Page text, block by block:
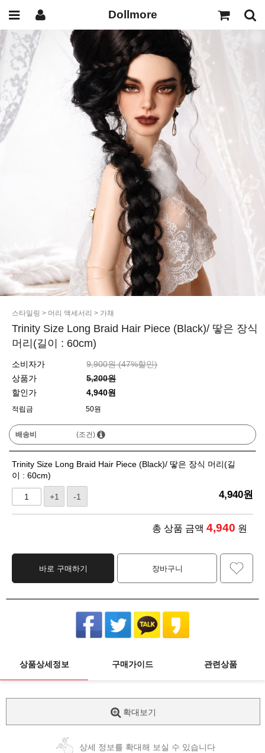
Dollmore
스타일링 > 머리 액세서리 > 가채
Trinity Size Long Braid Hair Piece (Black)/ 땋은 장식
머리(길이 : 60cm)
소비자가 9,900원 (47%할인)
상품가
5,200원
할인가
4,940원
적립금 50원
배송비 (조건)
Trinity Size Long Braid Hair Piece (Black)/ 땋은 장식 머리(길
이 : 60cm)
+1 -1 4,940원
총 상품 금액 4,940 원
바로 구매하기 장바구니
상품상세정보 구매가이드 관련상품
확대보기
상세 정보를 확대해 보실 수 있습니다